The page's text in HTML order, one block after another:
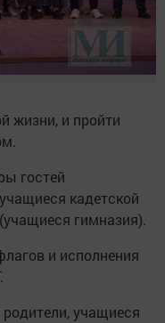
жизни, и пройти
гостей
кадетской
гимназия).
и исполнения
учащиеся